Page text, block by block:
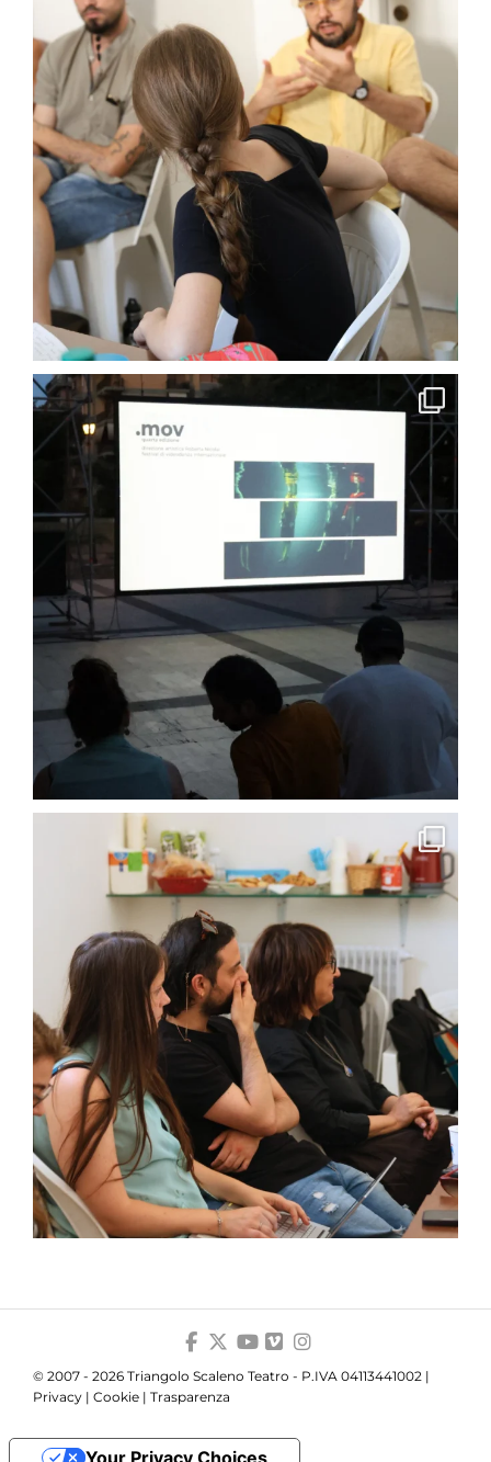
© 2007 - 2026 Triangolo Scaleno Teatro - P.IVA 04113441002 |
Privacy | Cookie | Trasparenza
Your Privacy Choices